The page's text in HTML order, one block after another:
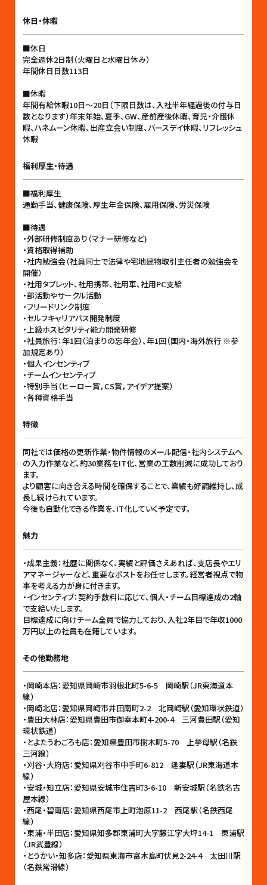
休日・休暇
■休日
完全週休2日制（火曜日と水曜日休み）
年間休日日数113日
■休暇
年間有給休暇10日〜20日（下限日数は、入社半年経過後の付与日
数となります）年末年始、夏季、GW、産前産後休暇、育児・介護休
暇、ハネムーン休暇、出産立会い制度、バースデイ休暇、リフレッシュ
休暇
福利厚生・待遇
■福利厚生
通勤手当、健康保険、厚生年金保険、雇用保険、労災保険
■待遇
・外部研修制度あり（マナー研修など)
・資格取得補助
・社内勉強会（社員同士で法律や宅地建物取引主任者の勉強会を
開催）
・社用タブレット、社用携帯、社用車、社用PC支給
・部活動やサークル活動
・フリードリンク制度
・セルフキャリアパス開発制度
・上級ホスピタリティ能力開発研修
・社員旅行：年1回（泊まりの忘年会）、年1回（国内・海外旅行 ※参
加規定あり）
・個人インセンティブ
・チームインセンティブ
・特別手当（ヒーロー賞，CS賞，アイデア提案）
・各種資格手当
特徴
同社では価格の更新作業・物件情報のメール配信・社内システムへ
の入力作業など、約30業務をIT化、営業の工数削減に成功しており
ます。
より顧客に向き合える時間を確保することで、業績も好調維持し、成
長し続けられています。
今後も自動化できる作業を、IT化していく予定です。
魅力
・成果主義：社歴に関係なく、実績と評価さえあれば、支店長やエリ
アマネージャーなど、重要なポストをお任せします。経営者視点で物
事を考える力が身に付きます。
・インセンティブ：契約手数料に応じて、個人・チーム目標達成の2軸
で支給いたします。
目標達成に向けチーム全員で協力しており、入社2年目で年収1000
万円以上の社員も在籍しています。
その他勤務地
・岡崎本店：愛知県岡崎市羽根北町5-6-5 岡崎駅（JR東海道本
線）
・岡崎北店：愛知県岡崎市井田南町2-2 北岡崎駅（愛知環状鉄道）
・豊田大林店：愛知県豊田市御幸本町4-200-4 三河豊田駅（愛知
環状鉄道）
・とよたうわごろも店：愛知県豊田市樹木町5-70 上挙母駅（名鉄
三河線）
・刈谷・大府店：愛知県刈谷市中手町6-812 逢妻駅（JR東海道本
線）
・安城・知立店：愛知県安城市住吉町3-6-10 新安城駅（名鉄名古
屋本線）
・西尾・碧南店：愛知県西尾市上町泡原11-2 西尾駅（名鉄西尾
線）
・東浦・半田店：愛知県知多郡東浦町大字藤江字大坪14-1 東浦駅
（JR武豊線）
・とうかい・知多店：愛知県東海市富木島町伏見2-24-4 太田川駅
（名鉄常滑線）